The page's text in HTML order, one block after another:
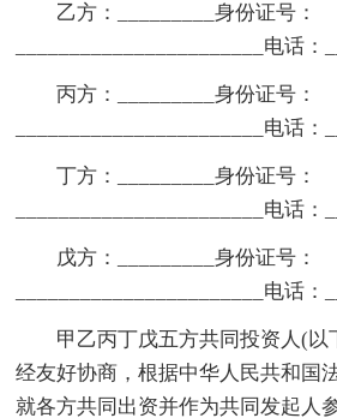
乙方：_________身份证号：
_______________________电话：
丙方：_________身份证号：
_______________________电话：
丁方：_________身份证号：
_______________________电话：
戊方：_________身份证号：
_______________________电话：
甲乙丙丁戊五方共同投资人(以
经友好协商，根据中华人民共和国
就各方共同出资并作为共同发起人